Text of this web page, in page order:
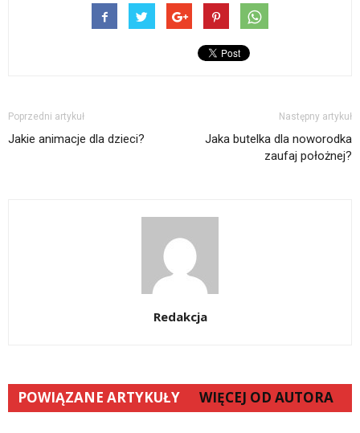
Poprzedni artykuł
Jakie animacje dla dzieci?
Następny artykuł
Jaka butelka dla noworodka
zaufaj położnej?
Redakcja
POWIĄZANE ARTYKUŁY WIĘCEJ OD AUTORA